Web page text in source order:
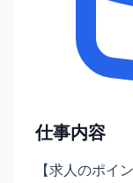
仕事内容
【求人のポイ